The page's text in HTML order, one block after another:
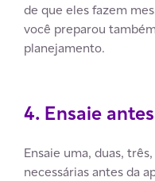
de que eles fazem
você preparou
planejamento.
4. Ensaie
Ensaie uma, duas,
necessárias antes da